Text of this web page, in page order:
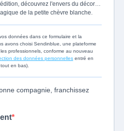
découvrez l'envers du décor…
de la petite chèvre blanche.
données dans ce formulaire et la
avons choisi Sendinblue, une plateforme
professionnels, conforme au nouveau
des données personnelles entré en
en bas).
compagnie, franchissez